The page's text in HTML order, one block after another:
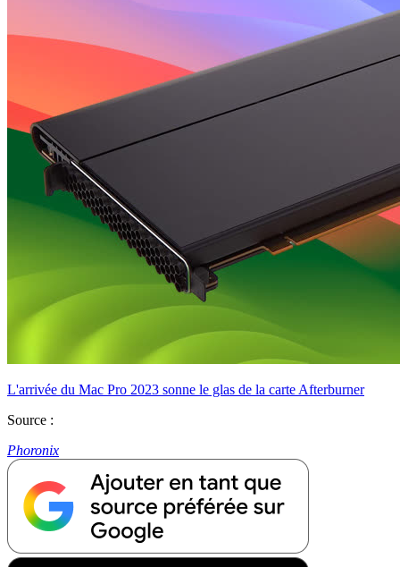
L'arrivée du Mac Pro 2023 sonne le glas de la carte Afterburner
Source :
Phoronix